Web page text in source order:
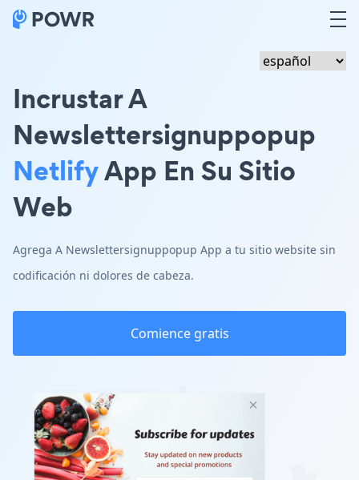
Incrustar A
Newslettersignuppopup
NetlifyApp En Su Sitio
Web
Agrega A Newslettersignuppopup App a tu sitio website sin
codificación ni dolores de cabeza.
Comience gratis